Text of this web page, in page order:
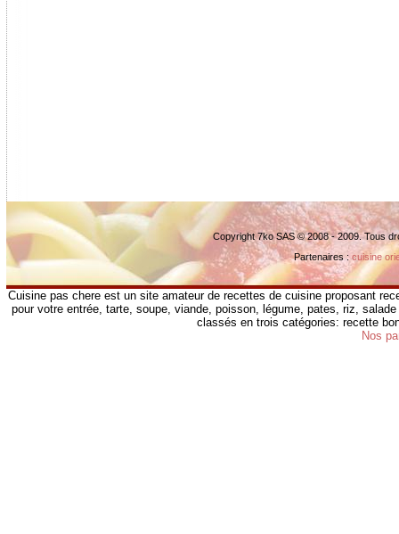
Copyright 7ko SAS © 2008 - 2009. Tous
Partenaires :cuisine
Cuisine pas chere est un site amateur de recettes de cuisine proposant
pour votre entrée, tarte, soupe, viande, poisson, légume, pates, riz,
classés en trois catégories: recette
Nos